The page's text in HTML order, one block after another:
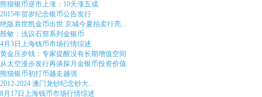
熊猫银币逆市上涨：10天涨五成
2015年贺岁纪念银币公告发行
绝版袁世凯金币出世 京城今夏拍卖行亮...
殷敏：浅议石窟系列金银币
4月3日上海钱币市场行情综述
黄金压岁钱：专家提醒没有长期增值空间
从太空漫步发行再谈探月金银币投资价值
熊猫银币初打币越走越强
2012-2024 澳门龙钞纪念钞大...
8月17日上海钱币市场行情综述